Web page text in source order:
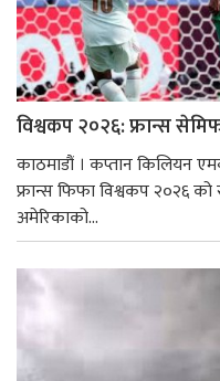
विश्वकप २०२६: फ्रान्स
काठमाडौं । कप्तान किलियन
फ्रान्स फिफा विश्वकप २०२६
अमेरिकाको...